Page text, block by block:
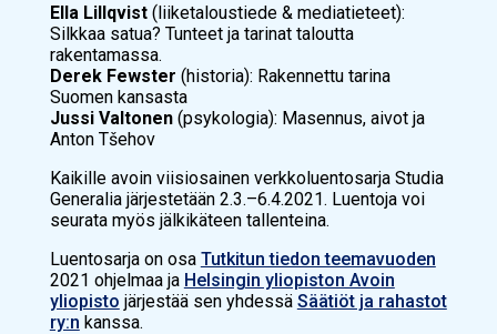
Ella Lillqvist (liiketaloustiede & mediatieteet):
Silkkaa satua? Tunteet ja tarinat taloutta
rakentamassa.
Derek Fewster (historia): Rakennettu tarina
Suomen kansasta
Jussi Valtonen(psykologia): Masennus, aivot ja
Anton Tšehov
Kaikille avoin viisiosainen verkkoluentosarja Studia
Generaliajärjestetään 2.3.–6.4.2021. Luentoja voi
seurata myös jälkikäteen tallenteina.
Luentosarja on osa Tutkitun tiedon teemavuoden
2021 ohjelmaa ja Helsingin yliopiston Avoin
yliopisto järjestää sen yhdessä Säätiöt ja rahastot
ry:n kanssa.